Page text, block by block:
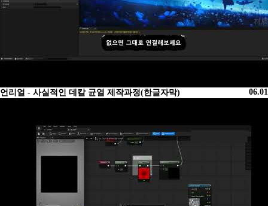
06.01
언리얼 - 사실적인 데칼 균열 제작과정(한글자막)